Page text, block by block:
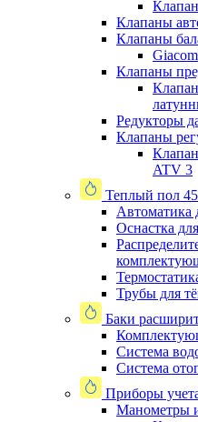
Клапаны
Клапаны
Клапаны
Редукторы
Клапаны
ATV 3
Теплый пол 45
Автоматика
Оснастка
Трубы для
Баки
Система
Система
Приборы
Манометры